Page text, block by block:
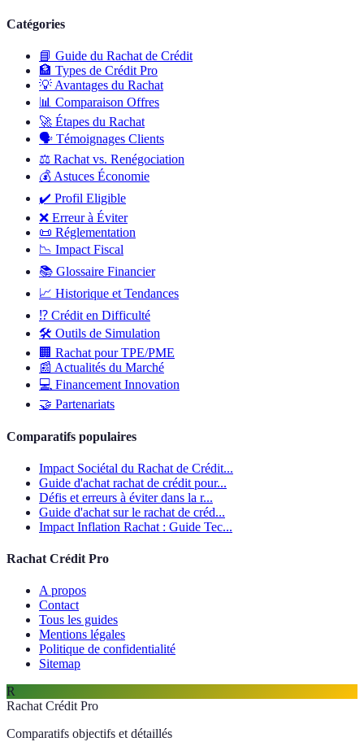
Catégories
📘 Guide du Rachat de Crédit
🏦 Types de Crédit Pro
💡 Avantages du Rachat
📊 Comparaison Offres
🚀 Étapes du Rachat
🗣️ Témoignages Clients
⚖️ Rachat vs. Renégociation
💰 Astuces Économie
✔️ Profil Eligible
❌ Erreur à Éviter
📜 Réglementation
📉 Impact Fiscal
📚 Glossaire Financier
📈 Historique et Tendances
⁉️ Crédit en Difficulté
🛠️ Outils de Simulation
🏢 Rachat pour TPE/PME
📰 Actualités du Marché
💻 Financement Innovation
🤝 Partenariats
Comparatifs populaires
Impact Sociétal du Rachat de Crédit...
Guide d'achat rachat de crédit pour...
Défis et erreurs à éviter dans la r...
Guide d'achat sur le rachat de créd...
Impact Inflation Rachat : Guide Tec...
Rachat Crédit Pro
A propos
Contact
Tous les guides
Mentions légales
Politique de confidentialité
Sitemap
R
Rachat Crédit Pro
Comparatifs objectifs et détaillés